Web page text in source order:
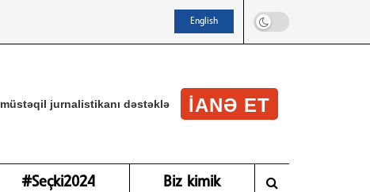
English
müstəqil jurnalistikanı dəstəklə IANƏ ET
#Seçki2024 Biz kimik